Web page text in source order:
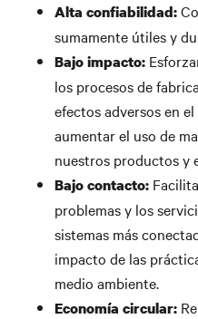
Alta confiabilidad:
sumamente útiles y
Bajo impacto:
los procesos de
efectos adversos en
aumentar el uso de
nuestros productos y
Bajo contacto:
problemas y los
sistemas más
impacto de las
medio ambiente.
Economía circular: